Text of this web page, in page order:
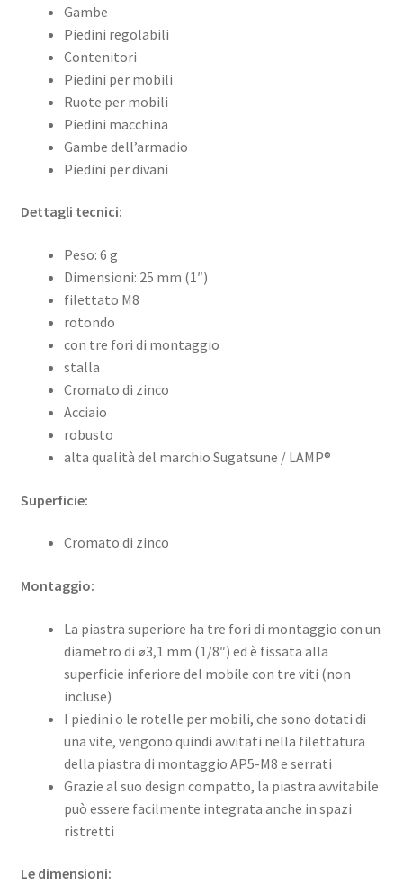
Gambe
Piedini regolabili
Contenitori
Piedini per mobili
Ruote per mobili
Piedini macchina
Gambe dell’armadio
Piedini per divani
Dettagli tecnici:
Peso: 6 g
Dimensioni: 25 mm (1″)
filettato M8
rotondo
con tre fori di montaggio
stalla
Cromato di zinco
Acciaio
robusto
alta qualità del marchio Sugatsune / LAMP®
Superficie:
Cromato di zinco
Montaggio:
La piastra superiore ha tre fori di montaggio con un
diametro di ⌀3,1 mm (1/8″) ed è fissata alla
superficie inferiore del mobile con tre viti (non
incluse)
I piedini o le rotelle per mobili, che sono dotati di
una vite, vengono quindi avvitati nella filettatura
della piastra di montaggio AP5-M8 e serrati
Grazie al suo design compatto, la piastra avvitabile
può essere facilmente integrata anche in spazi
ristretti
Le dimensioni: